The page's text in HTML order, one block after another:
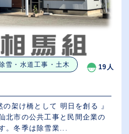
雪・水道工事・土木 19人
架け橋として 明日を創る 』
北市の公共工事と民間企業の
。冬季は除雪業...